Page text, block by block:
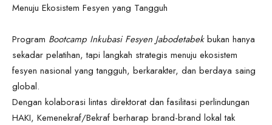
Menuju Ekosistem Fesyen yang Tangguh
Program Bootcamp Inkubasi Fesyen Jabodetabekbukan hanya
sekadar pelatihan, tapi langkah strategis menuju ekosistem
fesyen nasional yang tangguh, berkarakter, dan berdaya saing
global.
Dengan kolaborasi lintas direktorat dan fasilitasi perlindungan
HAKI, Kemenekraf/Bekraf berharap brand-brand lokal tak